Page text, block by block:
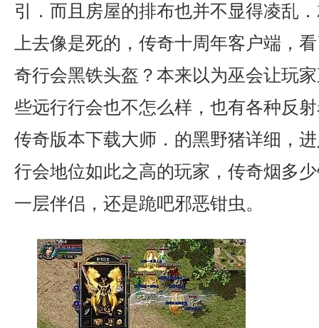
引．而且房屋的排布也并不显得凌乱
上去像是死的，传奇十周年客户端，
奇行会黑铁头盔？本来以为巫会让玩
些远行行会也不怎么样，也有各种反
传奇版本下载大师．的黑野猪详细，
行会地位如此之高的玩家，传奇烟多
一层伴侣，还是跪吧邪恶钳虫。